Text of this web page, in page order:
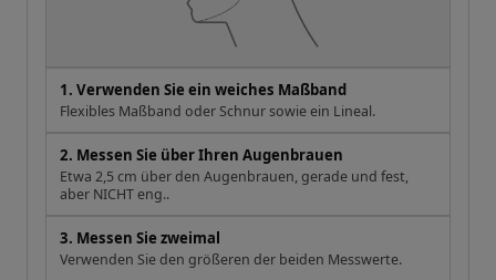
1. Verwenden Sie ein weiches Maßband
Flexibles Maßband oder Schnur sowie ein Lineal.
2. Messen Sie über Ihren Augenbrauen
Etwa 2,5 cm über den Augenbrauen, gerade und fest,
aber NICHT eng..
3. Messen Sie zweimal
Verwenden Sie den größeren der beiden Messwerte.